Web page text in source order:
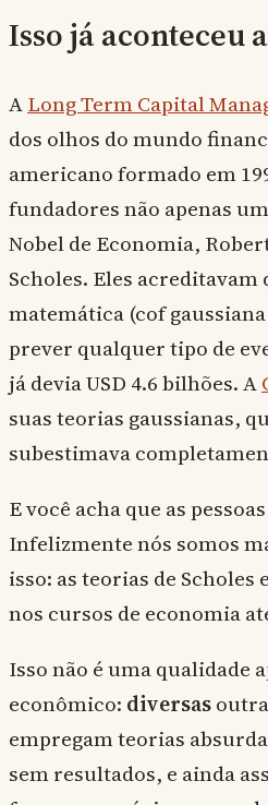
Isso já aconteceu
ALong Term Capital
dos olhos do mundo
americano formado em
fundadores não apenas
Nobel de Economia,
Scholes. Eles acreditavam
matemática (cof
prever qualquer tipo de
já devia USD 4.6 bilhões. A
suas teorias gaussianas,
subestimava
E você acha que as
Infelizmente nós somos
isso: as teorias de Scholes
nos cursos de economia
Isso não é uma qualidade
econômico: diversas
empregam teorias
sem resultados, e ainda